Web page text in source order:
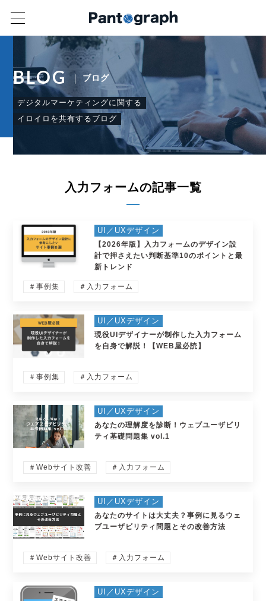
BLOG ブログ
デジタルマーケティングに関する
イロイロを共有するブログ
入力フォームの記事一覧
UI／UXデザイン
【2026年版】入力フォームのデザイン設
計で押さえたい判断基準10のポイントと最
新トレンド
＃事例集 ＃入力フォーム
UI／UXデザイン
現役UIデザイナーが制作した入力フォーム
を自身で解説！【WEB屋必読】
＃事例集 ＃入力フォーム
UI／UXデザイン
あなたの理解度を診断！ウェブユーザビリ
ティ基礎問題集 vol.1
＃Webサイト改善 ＃入力フォーム
UI／UXデザイン
あなたのサイトは大丈夫？事例に見るウェ
ブユーザビリティ問題とその改善方法
＃Webサイト改善 ＃入力フォーム
UI／UXデザイン